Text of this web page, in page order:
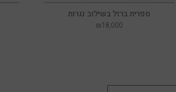
ספרית ברזל בשילוב נגרות
₪18,000